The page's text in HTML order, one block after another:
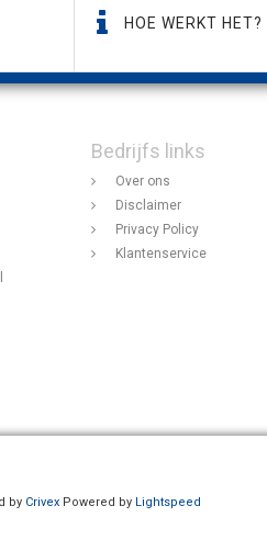
HOE WERKT HET?
Bedrijfs links
Over ons
Disclaimer
Privacy Policy
Klantenservice
by Crivex Powered by Lightspeed